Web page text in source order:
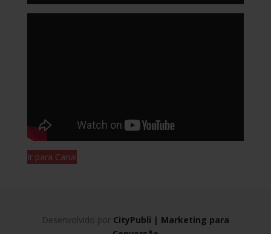
Ir para Canal
Desenvolvido por CityPubli | Marketing para